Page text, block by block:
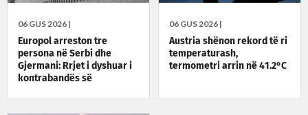
06 GUS 2026 |
Europol arreston tre
persona në Serbi dhe
Gjermani: Rrjet i dyshuar i
kontrabandës së
06 GUS 2026 |
Austria shënon rekord të ri
temperaturash,
termometri arrin në 41.2°C